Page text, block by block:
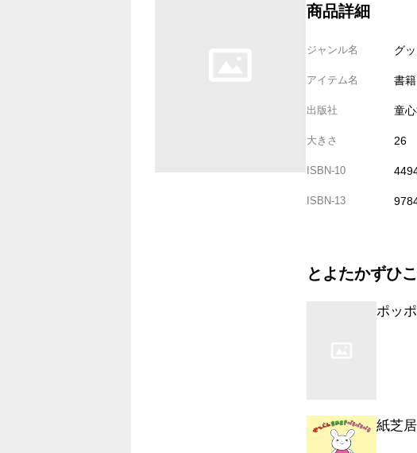
商品詳細
ジャンル名 グ
アイテム名 書籍
出版社 童
大きさ 26
ISBN-10
ISBN-13
とよたかずひ
ポッ
紙芝